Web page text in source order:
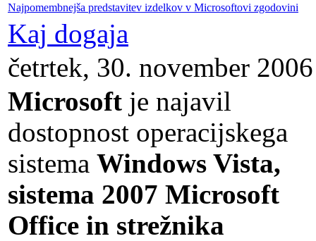
Najpomembnejša predstavitev izdelkov v Microsoftovi zgodovini
Kaj dogaja
četrtek, 30. november 2006
Microsoft je najavil
dostopnost operacijskega
sistema Windows Vista,
sistema 2007 Microsoft
Office in strežnika